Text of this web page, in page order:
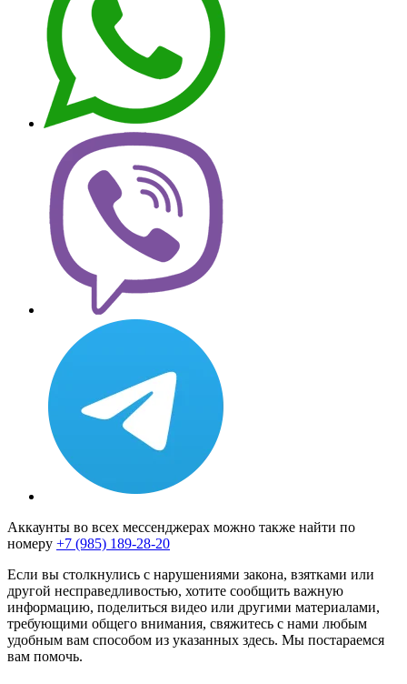
Аккаунты во всех мессенджерах можно также найти по
номеру +7 (985) 189-28-20
Если вы столкнулись с нарушениями закона, взятками или
другой несправедливостью, хотите сообщить важную
информацию, поделиться видео или другими материалами,
требующими общего внимания, свяжитесь с нами любым
удобным вам способом из указанных здесь. Мы постараемся
вам помочь.